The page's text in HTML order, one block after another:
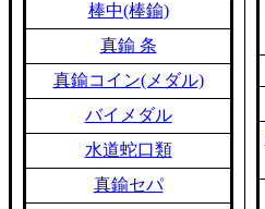
棒中(棒鍮)
真鍮 条
真鍮コイン(メダル)
バイメダル
水道蛇口類
真鍮セパ